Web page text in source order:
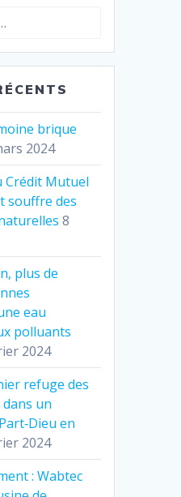
brique
2024
Crédit Mutuel
souffre des
8
plus de
eau
polluants
2024
refuge des
un
en
2024
: Wabtec